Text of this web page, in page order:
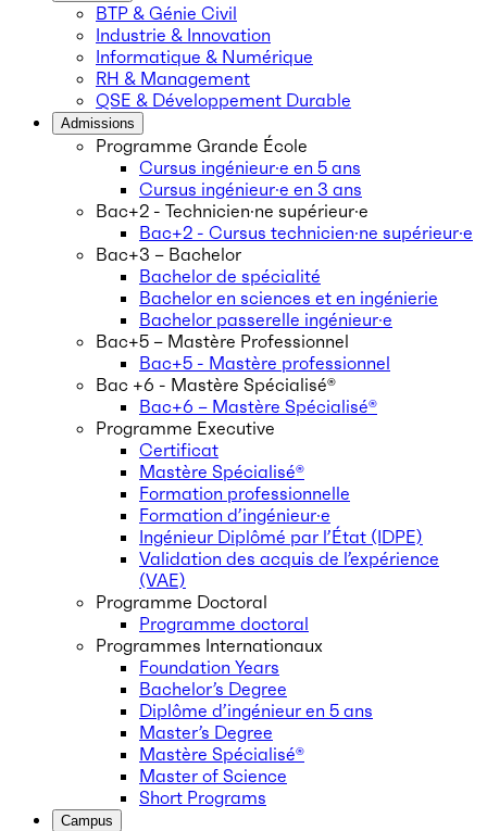
BTP & Génie Civil
Industrie & Innovation
Informatique & Numérique
RH & Management
QSE & Développement Durable
Admissions
Programme Grande École
Cursus ingénieur·e en 5 ans
Cursus ingénieur·e en 3 ans
Bac+2 - Technicien·ne supérieur·e
Bac+2 - Cursus technicien·ne supérieur·e
Bac+3 – Bachelor
Bachelor de spécialité
Bachelor en sciences et en ingénierie
Bachelor passerelle ingénieur·e
Bac+5 – Mastère Professionnel
Bac+5 - Mastère professionnel
Bac +6 - Mastère Spécialisé®
Bac+6 – Mastère Spécialisé®
Programme Executive
Certificat
Mastère Spécialisé®
Formation professionnelle
Formation d’ingénieur·e
Ingénieur Diplômé par l’État (IDPE)
Validation des acquis de l’expérience
(VAE)
Programme Doctoral
Programme doctoral
Programmes Internationaux
Foundation Years
Bachelor’s Degree
Diplôme d’ingénieur en 5 ans
Master’s Degree
Mastère Spécialisé®
Master of Science
Short Programs
Campus